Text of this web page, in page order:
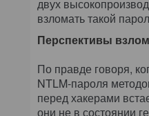
двух
взломать такой
Перспективы
По правде говоря,
NTLM-пароля
перед хакерами
они не в состоянии